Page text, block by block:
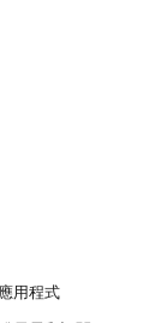
用程式